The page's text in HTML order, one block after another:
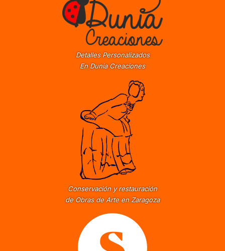
Detalles Personalizados
En Dunia Creaciones
Conservación y restauración
de Obras de Arte en Zaragoza